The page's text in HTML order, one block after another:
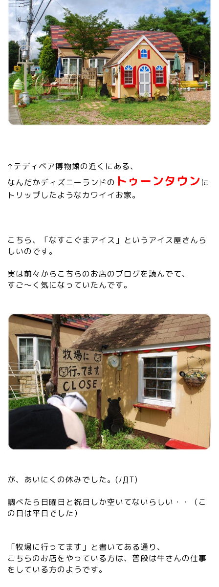
↑テディベア博物館の近くにある、
なんだかディズニーランドの トゥーンタウンに
トリップしたようなカワイイお家。
こちら、「なすこぐまアイス」というアイス屋さんら
しいのです。
実は前々からこちらのお店のブログを読んでて、
すご～く気になっていたんです。
が、あいにくの休みでした。(ﾉДT)
調べたら日曜日と祝日しか空いてないらしい・・（こ
の日は平日でした）
「牧場に行ってます」と書いてある通り、
こちらのお店をやっている方は、普段は牛さんの仕事
をしている方のようです。